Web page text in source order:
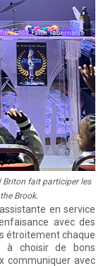
Briton fait participer les
Brook.
en service
avec des
étroitement chaque
à choisir de bons
communiquer avec